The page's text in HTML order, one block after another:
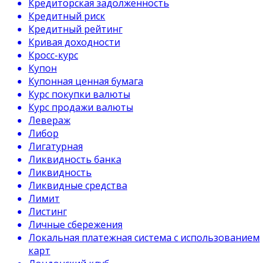
Кредиторская задолженность
Кредитный риск
Кредитный рейтинг
Кривая доходности
Кросс-курс
Купон
Купонная ценная бумага
Курс покупки валюты
Курс продажи валюты
Левераж
Либор
Лигатурная
Ликвидность банка
Ликвидность
Ликвидные средства
Лимит
Листинг
Личные сбережения
Локальная платежная система с использованием
карт